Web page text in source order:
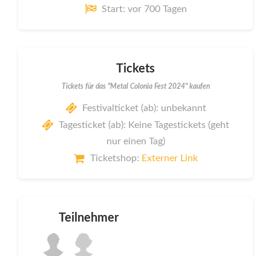
Start: vor 700 Tagen
Tickets
Tickets für das "Metal Colonia Fest 2024" kaufen
Festivalticket (ab): unbekannt
Tagesticket (ab): Keine Tagestickets (geht
nur einen Tag)
Ticketshop: Externer Link
Teilnehmer